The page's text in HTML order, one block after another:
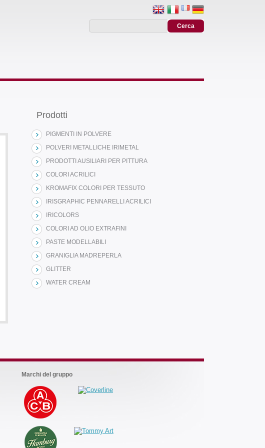
Prodotti
PIGMENTI IN POLVERE
POLVERI METALLICHE IRIMETAL
PRODOTTI AUSILIARI PER PITTURA
COLORI ACRILICI
KROMAFIX COLORI PER TESSUTO
IRISGRAPHIC PENNARELLI ACRILICI
IRICOLORS
COLORI AD OLIO EXTRAFINI
PASTE MODELLABILI
GRANIGLIA MADREPERLA
GLITTER
WATER CREAM
Marchi del gruppo